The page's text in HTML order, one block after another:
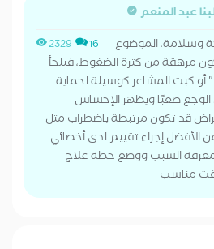
عبد المنعم
2329 16
وسلامة، الموضوع
مرهقة من كثرة الضغوط، فيلجأ
أو كبت المشاعر كوسيلة لحماية
الوجع صعبًا ويظهر الإحساس
قد تكون مرتبطة باضطراب مثل
الأفضل إجراء تقييم لدى أخصائي
السبب ووضع خطة علاج
مناسب